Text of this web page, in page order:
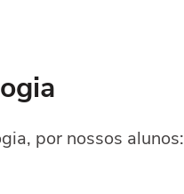
por nossos alunos: